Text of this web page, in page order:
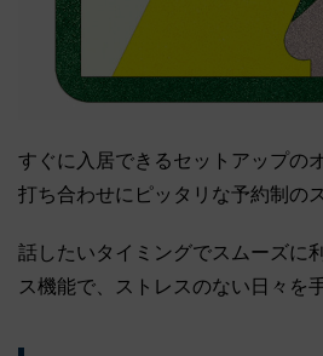
すぐに入居できるセットアップの
打ち合わせにピッタリな予約制の
話したいタイミングでスムーズに
ス機能で、ストレスのない日々を